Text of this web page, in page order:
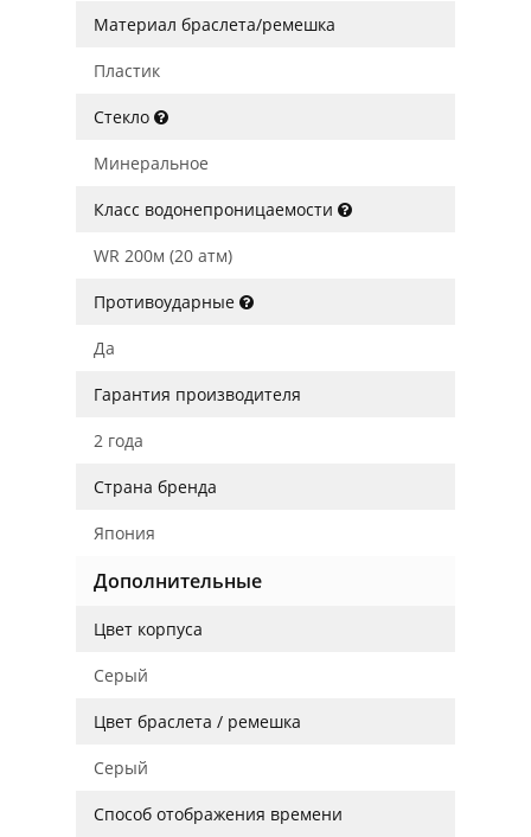
Материал браслета/ремешка
Пластик
Стекло
Минеральное
Класс водонепроницаемости
WR 200м (20 атм)
Противоударные
Да
Гарантия производителя
2 года
Страна бренда
Япония
Дополнительные
Цвет корпуса
Серый
Цвет браслета / ремешка
Серый
Способ отображения времени